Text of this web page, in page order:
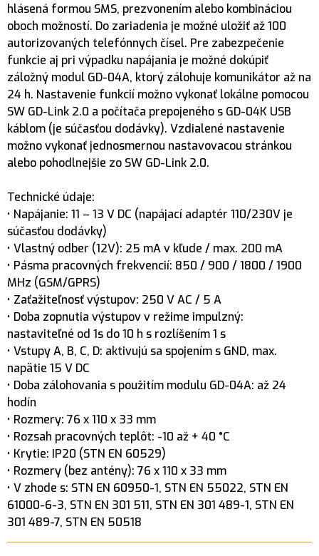
hlásená formou SMS, prezvonením alebo kombináciou
oboch možností. Do zariadenia je možné uložiť až 100
autorizovaných telefónnych čísel. Pre zabezpečenie
funkcie aj pri výpadku napájania je možné dokúpiť
záložný modul GD-04A, ktorý zálohuje komunikátor až na
24 h. Nastavenie funkcií možno vykonať lokálne pomocou
SW GD-Link 2.0 a počítača prepojeného s GD-04K USB
káblom (je súčasťou dodávky). Vzdialené nastavenie
možno vykonať jednosmernou nastavovacou stránkou
alebo pohodlnejšie zo SW GD-Link 2.0.
Technické údaje:
• Napájanie: 11 – 13 V DC (napájací adaptér 110/230V je
súčasťou dodávky)
• Vlastný odber (12V): 25 mA v kľude / max. 200 mA
• Pásma pracovných frekvencií: 850 / 900 / 1800 / 1900
MHz (GSM/GPRS)
• Zaťažiteľnosť výstupov: 250 V AC / 5 A
• Doba zopnutia výstupov v režime impulzný:
nastaviteľné od 1s do 10 h s rozlíšením 1 s
• Vstupy A, B, C, D: aktivujú sa spojením s GND, max.
napätie 15 V DC
• Doba zálohovania s použitím modulu GD-04A: až 24
hodín
• Rozmery: 76 x 110 x 33 mm
• Rozsah pracovných teplôt: -10 až + 40 °C
• Krytie: IP20 (STN EN 60529)
• Rozmery (bez antény): 76 x 110 x 33 mm
• V zhode s: STN EN 60950-1, STN EN 55022, STN EN
61000-6-3, STN EN 301 511, STN EN 301 489-1, STN EN
301 489-7, STN EN 50518